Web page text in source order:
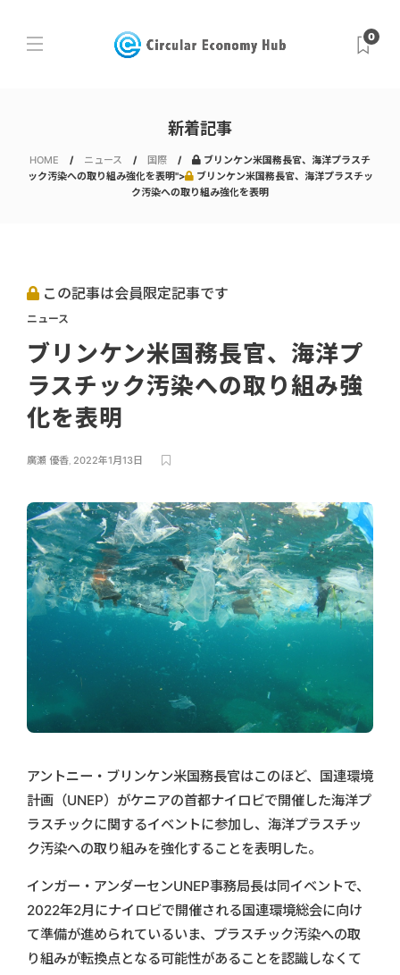
0
新着記事
HOME ニュース 国際
ブリンケン米国務長官、海洋プラスチ
ック汚染への取り組み強化を表明">
ブリンケン米国務長官、海洋プラスチッ
ク汚染への取り組み強化を表明
この記事は会員限定記事です
ニュース
ブリンケン米国務長官、海洋プ
ラスチック汚染への取り組み強
化を表明
廣瀬 優香, 2022年1月13日
アントニー・ブリンケン米国務長官はこのほど、国連環境
計画（UNEP）がケニアの首都ナイロビで開催した海洋プ
ラスチックに関するイベントに参加し、海洋プラスチッ
ク汚染への取り組みを強化することを表明した。
インガー・アンダーセンUNEP事務局長は同イベントで、
2022年2月にナイロビで開催される国連環境総会に向け
て準備が進められているいま、プラスチック汚染への取
り組みが転換点となる可能性があることを認識しなくて